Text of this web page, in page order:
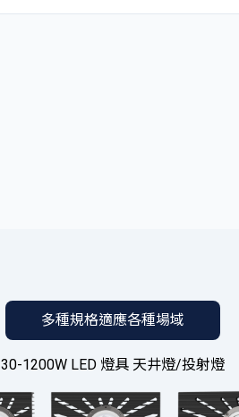
多種規格適應各種場域
30-1200W LED 燈具 天井燈/投射燈